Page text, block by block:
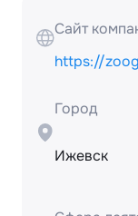
Сайт
https://
Город
Ижевск